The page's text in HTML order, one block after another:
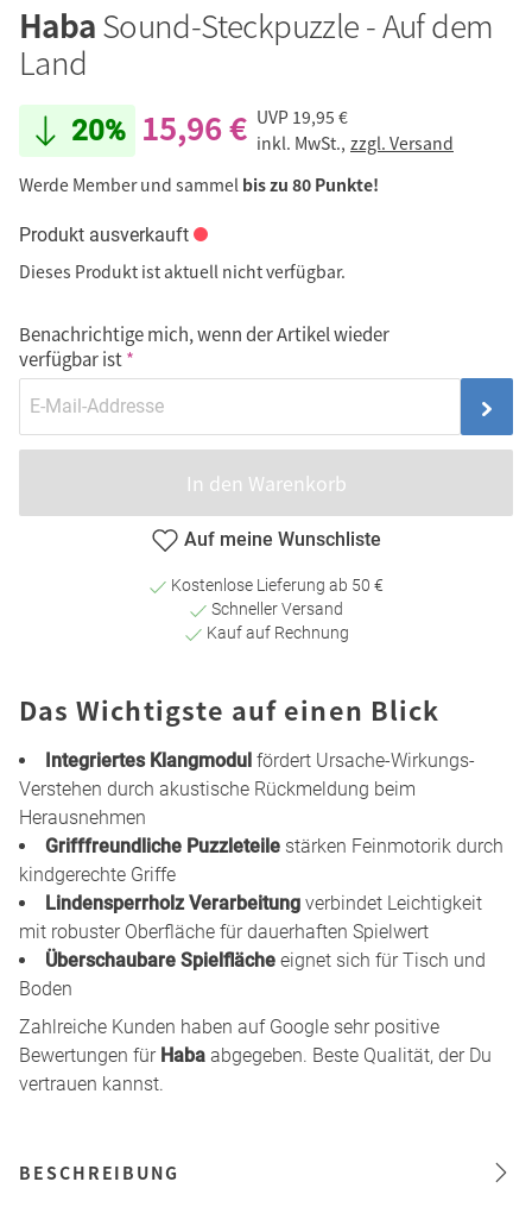
HabaSound-Steckpuzzle - Auf dem
Land
20% 15,96 € UVP 19,95 €
inkl. MwSt., zzgl. Versand
Werde Member und sammel bis zu 80 Punkte!
Produkt ausverkauft
Dieses Produkt ist aktuell nicht verfügbar.
Benachrichtige mich, wenn der Artikel wieder
verfügbar ist
In den Warenkorb
Auf meine Wunschliste
Kostenlose Lieferung ab 50 €
Schneller Versand
Kauf auf Rechnung
Das Wichtigste auf einen Blick
Integriertes Klangmodul fördert Ursache-Wirkungs-
Verstehen durch akustische Rückmeldung beim
Herausnehmen
Grifffreundliche Puzzleteile stärken Feinmotorik durch
kindgerechte Griffe
Lindensperrholz Verarbeitung verbindet Leichtigkeit
mit robuster Oberfläche für dauerhaften Spielwert
Überschaubare Spielfläche eignet sich für Tisch und
Boden
Zahlreiche Kunden haben auf Google sehr positive
Bewertungen für Haba abgegeben. Beste Qualität, der Du
vertrauen kannst.
BESCHREIBUNG